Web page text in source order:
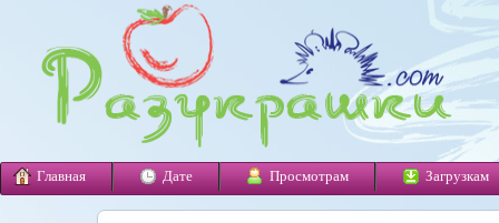
Главная Дате Просмотрам Загрузкам